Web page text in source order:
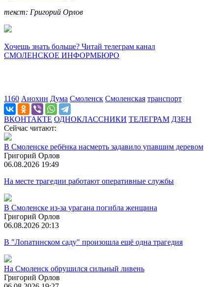
текст: Григорий Орлов
Хочешь знать больше? Читай телеграм канал
СМОЛЕНСКОЕ ИНФОРМБЮРО
1160 Анохин Дума Смоленск Смоленская транспорт
ВКОНТАКТЕ ОДНОКЛАССНИКИ ТЕЛЕГРАМ ДЗЕН
Сейчас читают:
В Смоленске ребёнка насмерть задавило упавшим деревом
Григорий Орлов
06.08.2026 19:49
На месте трагедии работают оперативные службы
В Смоленске из-за урагана погибла женщина
Григорий Орлов
06.08.2026 20:13
В "Лопатинском саду" произошла ещё одна трагедия
На Смоленск обрушился сильный ливень
Григорий Орлов